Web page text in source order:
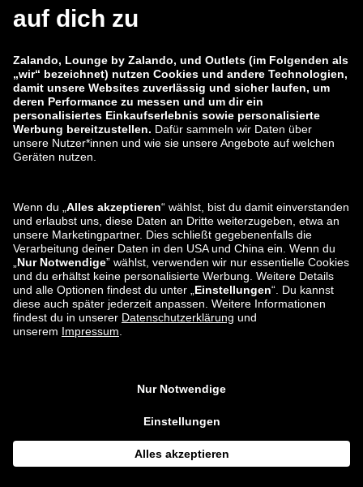
Lounge by Zalando
Datenschutzerklärung
Impressum
AGB
Widerruf
Karriere
Produktsicherheit
Zahlungsarten Versand- und Lieferpartner